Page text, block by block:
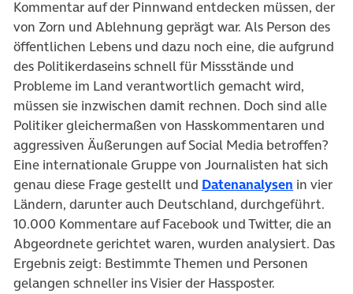
Kommentar auf der Pinnwand entdecken müssen, der
von Zorn und Ablehnung geprägt war. Als Person des
öffentlichen Lebens und dazu noch eine, die aufgrund
des Politikerdaseins schnell für Missstände und
Probleme im Land verantwortlich gemacht wird,
müssen sie inzwischen damit rechnen. Doch sind alle
Politiker gleichermaßen von Hasskommentaren und
aggressiven Äußerungen auf Social Media betroffen?
Eine internationale Gruppe von Journalisten hat sich
genau diese Frage gestellt und Datenanalysen (öffnet in
in vier
Ländern, darunter auch Deutschland, durchgeführt.
10.000 Kommentare auf Facebook und Twitter, die an
Abgeordnete gerichtet waren, wurden analysiert. Das
Ergebnis zeigt: Bestimmte Themen und Personen
gelangen schneller ins Visier der Hassposter.